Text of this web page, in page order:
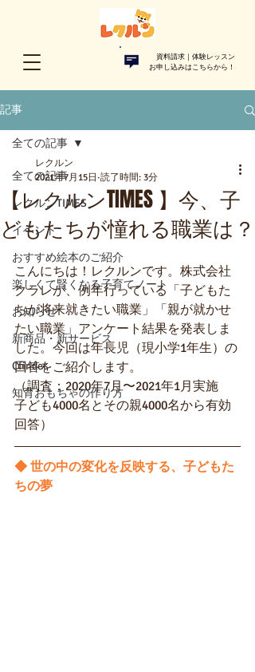
資料請求｜体験レッスン
お申し込みはこちらから！​
記事
全ての記事
レクルンTIMES
イベント
おすすめ絵本のご紹介
楽しくて賢くなる子育てノート
お知らせ
新商品・新サービス
Cfinder
知育おもちゃの作り方
全ての記事
【レクルンTIMES 】今、子
どもたちが憧れる職業は？
レクルン
2021年7月15日 読了時間: 3分
こんにちは！レクルンです。 株式会社
クラレが、例年行っている「子どもた
ちが将来就きたい職業」「親が就かせ
たい職業」アンケート結果を発表しま
した。今回は年長児（現小学1年生）の
回答をご紹介します。
（調査：2020年7月〜2021年1月実施
子ども4000名とその親4000名から有効
回答）
◆ 世の中の変化を反映する、子どもた
ちの夢